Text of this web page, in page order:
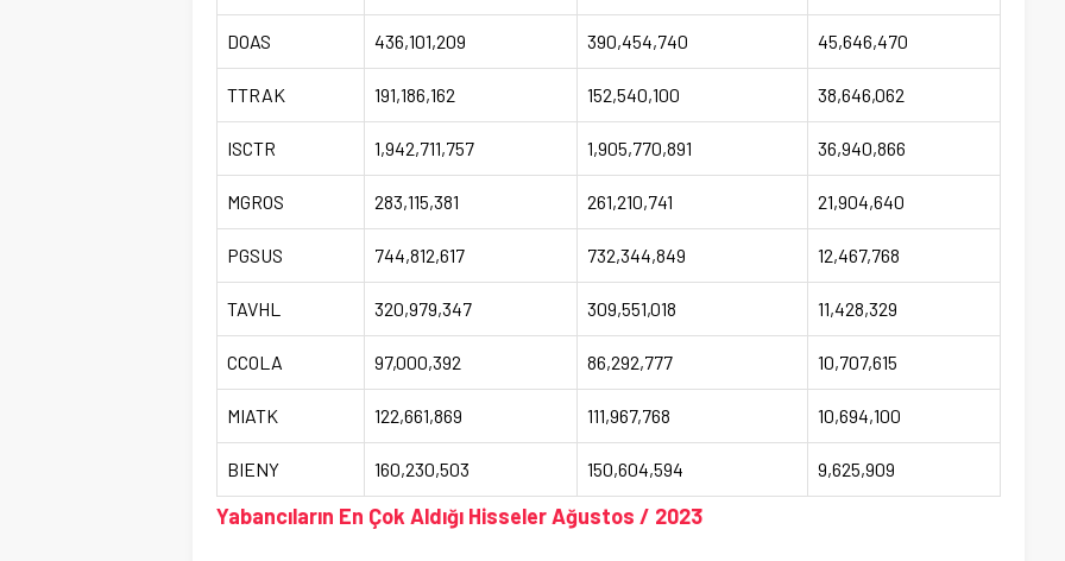
DOAS 436,101,209 390,454,740 45,646,470
TTRAK 191,186,162 152,540,100 38,646,062
ISCTR 1,942,711,757 1,905,770,891 36,940,866
MGROS 283,115,381 261,210,741 21,904,640
PGSUS 744,812,617 732,344,849 12,467,768
TAVHL 320,979,347 309,551,018 11,428,329
CCOLA 97,000,392 86,292,777 10,707,615
MIATK 122,661,869 111,967,768 10,694,100
BIENY 160,230,503 150,604,594 9,625,909
Yabancıların En Çok Aldığı Hisseler Ağustos / 2023